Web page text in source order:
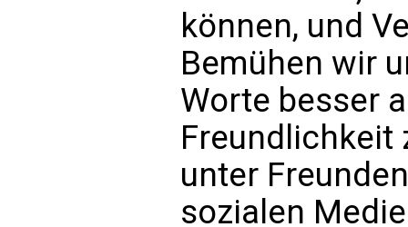
können, und
Bemühen wir
Worte besser
Freundlichkeit
unter
sozialen